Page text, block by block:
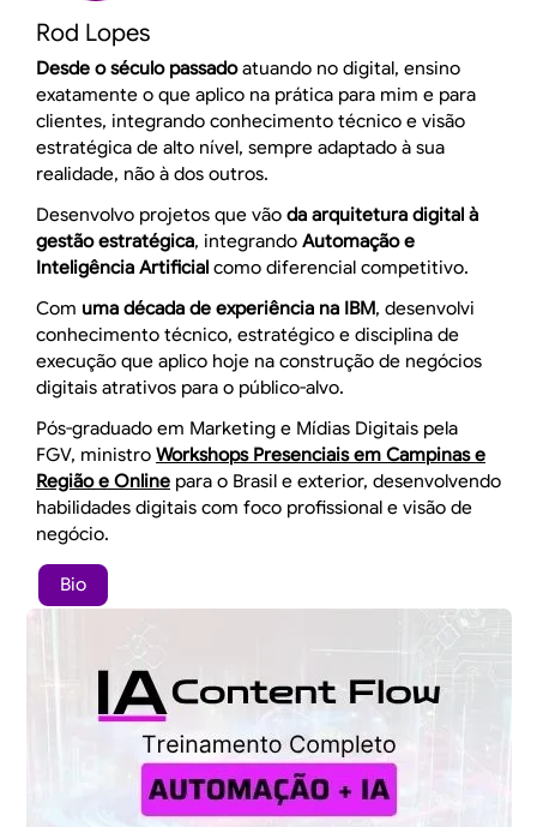
Rod Lopes
Desde o século passadoatuando no digital, ensino
exatamente o que aplico na prática para mim e para
clientes, integrando conhecimento técnico e visão
estratégica de alto nível, sempre adaptado à sua
realidade, não à dos outros.
Desenvolvo projetos que vão da arquitetura digital à
gestão estratégica, integrando Automação e
Inteligência Artificial como diferencial competitivo.
Com uma década de experiência na IBM, desenvolvi
conhecimento técnico, estratégico e disciplina de
execução que aplico hoje na construção de negócios
digitais atrativos para o público-alvo.
Pós-graduado em Marketing e Mídias Digitais pela
FGV, ministro Workshops Presenciais em Campinas e
Região e Online para o Brasil e exterior, desenvolvendo
habilidades digitais com foco profissional e visão de
negócio.
Bio